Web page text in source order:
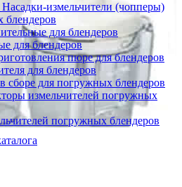
Насадки-измельчители (чопперы)
блендеров
для блендеров
для блендеров
пюре для блендеров
для блендеров
сборе для погружных блендеров
измельчителей погружных
погружных блендеров